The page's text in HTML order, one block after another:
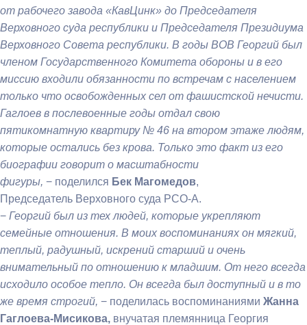
от рабочего завода «КавЦинк» до Председателя
Верховного суда республики и Председателя Президиума
Верховного Совета республики. В годы ВОВ Георгий был
членом Государственного Комитета обороны и в его
миссию входили обязанности по встречам с населением
только что освобожденных сел от фашистской нечисти.
Гаглоев в послевоенные годы отдал свою
пятикомнатную квартиру № 46 на втором этаже людям,
которые остались без крова. Только это факт из его
биографии говорит о масштабности
фигуры, − поделился Бек Магомедов,
Председатель Верховного суда РСО-А.
− Георгий был из тех людей, которые укрепляют
семейные отношения. В моих воспоминаниях он мягкий,
теплый, радушный, искрений старший и очень
внимательный по отношению к младшим. От него всегда
исходило особое тепло. Он всегда был доступный и в то
же время строгий, − поделилась воспоминаниями Жанна
Гаглоева-Мисикова, внучатая племянница Георгия